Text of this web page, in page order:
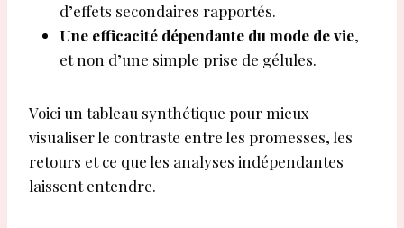
d’effets secondaires rapportés.
Une efficacité dépendante du mode de vie,
et non d’une simple prise de gélules.
Voici un tableau synthétique pour mieux
visualiser le contraste entre les promesses, les
retours et ce que les analyses indépendantes
laissent entendre.